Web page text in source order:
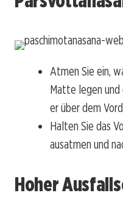
Atmen Sie ein,
Matte legen und
er über dem
Halten Sie das
ausatmen und
Hoher